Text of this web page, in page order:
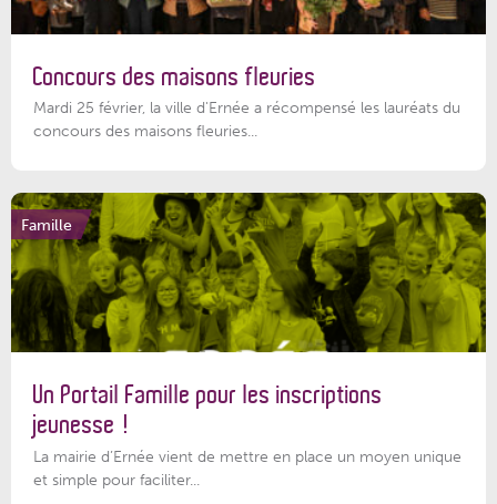
Concours des maisons fleuries
Mardi 25 février, la ville d'Ernée a récompensé les lauréats du
concours des maisons fleuries...
Famille
Un Portail Famille pour les inscriptions
jeunesse !
La mairie d’Ernée vient de mettre en place un moyen unique
et simple pour faciliter...